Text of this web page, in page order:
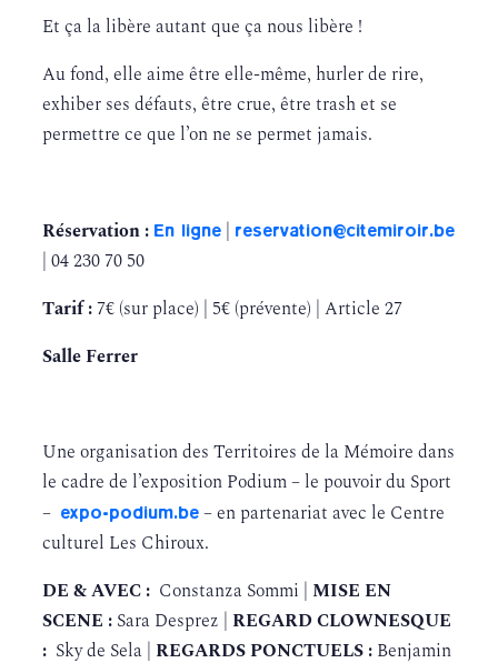
Et ça la libère autant que ça nous libère !
Au fond, elle aime être elle-même, hurler de rire,
exhiber ses défauts, être crue, être trash et se
permettre ce que l’on ne se permet jamais.
Réservation : En ligne
reservation@citemiroir.be
| 04 230 70 50
Tarif : 7€ (sur place) | 5€ (prévente) | Article 27
Salle Ferrer
Une organisation des Territoires de la Mémoire dans
le cadre de l’exposition Podium – le pouvoir du Sport
– expo-podium.be – en partenariat avec le Centre
culturel Les Chiroux.
DE & AVEC : Constanza Sommi |MISE EN
SCENE : Sara Desprez | REGARD CLOWNESQUE
: Sky de Sela | REGARDS PONCTUELS : Benjamin